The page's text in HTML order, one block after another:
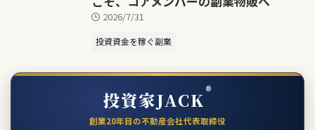
2026/7/31
投資資金を稼ぐ副業
投資家JACK®
創業20年目の不動産会社代表取締役